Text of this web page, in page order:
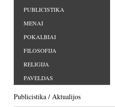
PUBLICISTIKA
MENAI
POKALBIAI
FILOSOFIJA
RELIGIJA
PAVELDAS
Publicistika / Aktualijos